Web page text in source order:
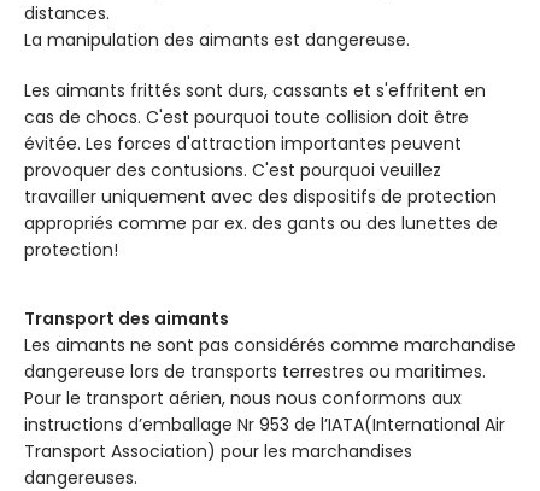
AXE
selon
AXE
distances.
La manipulation des aimants est dangereuse.
Les aimants frittés sont durs, cassants et s'effritent en
cas de chocs. C'est pourquoi toute collision doit être
évitée. Les forces d'attraction importantes peuvent
provoquer des contusions. C'est pourquoi veuillez
travailler uniquement avec des dispositifs de protection
appropriés comme par ex. des gants ou des lunettes de
protection!
Transport des aimants
Les aimants ne sont pas considérés comme marchandise
dangereuse lors de transports terrestres ou maritimes.
Pour le transport aérien, nous nous conformons aux
instructions d’emballage Nr 953 de l’IATA(International Air
Transport Association) pour les marchandises
dangereuses.